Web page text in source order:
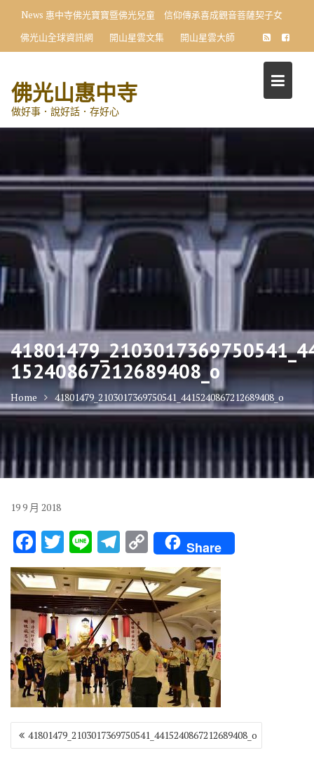
content
News 惠中寺佛光寶寶暨佛光兒童 信仰傳承喜成觀音菩薩契子女
佛光山全球資訊網
開山星雲文集 開山星雲大師
佛光山惠中寺
做好事．說好話．存好心
15240867212689408_o
Home 41801479_2103017369750541_4415240867212689408_o
199 月 2018
F
ac
e
b
o
o
k
T
w
it
te
r
Li
n
e
T
el
e
gr
a
m
C
o
p
y
Li
n
k
Share
文
章
41801479_2103017369750541_4415240867212689408_o